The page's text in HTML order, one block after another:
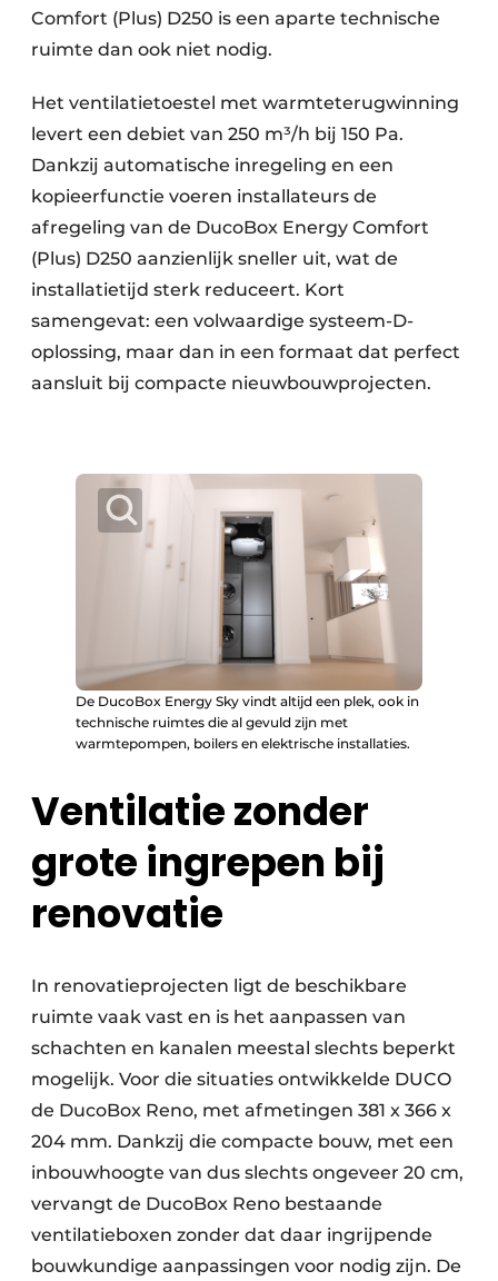
Comfort (Plus) D250 is een aparte technische
ruimte dan ook niet nodig.
Het ventilatietoestel met warmteterugwinning
levert een debiet van 250 m³/h bij 150 Pa.
Dankzij automatische inregeling en een
kopieerfunctie voeren installateurs de
afregeling van de DucoBox Energy Comfort
(Plus) D250 aanzienlijk sneller uit, wat de
installatietijd sterk reduceert. Kort
samengevat: een volwaardige systeem-D-
oplossing, maar dan in een formaat dat perfect
aansluit bij compacte nieuwbouwprojecten.
De DucoBox Energy Sky vindt altijd een plek, ook in
technische ruimtes die al gevuld zijn met
warmtepompen, boilers en elektrische installaties.
Ventilatie zonder
grote ingrepen bij
renovatie
In renovatieprojecten ligt de beschikbare
ruimte vaak vast en is het aanpassen van
schachten en kanalen meestal slechts beperkt
mogelijk. Voor die situaties ontwikkelde DUCO
de DucoBox Reno, met afmetingen 381 x 366 x
204 mm. Dankzij die compacte bouw, met een
inbouwhoogte van dus slechts ongeveer 20 cm,
vervangt de DucoBox Reno bestaande
ventilatieboxen zonder dat daar ingrijpende
bouwkundige aanpassingen voor nodig zijn. De